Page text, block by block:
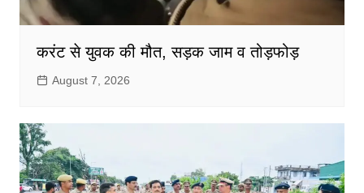
करंट से युवक की मौत, सड़क जाम व तोड़फोड़
August 7, 2026